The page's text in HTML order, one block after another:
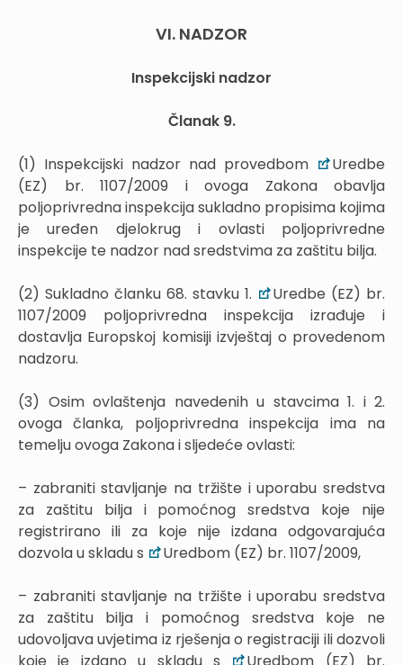
VI. NADZOR
Inspekcijski nadzor
Članak 9.
(1) Inspekcijski nadzor nad provedbom
Uredbe
(EZ) br. 1107/2009 i ovoga Zakona obavlja
poljoprivredna inspekcija sukladno propisima kojima
je uređen djelokrug i ovlasti poljoprivredne
inspekcije te nadzor nad sredstvima za zaštitu bilja.
(2) Sukladno članku 68. stavku 1.
Uredbe (EZ) br.
1107/2009 poljoprivredna inspekcija izrađuje i
dostavlja Europskoj komisiji izvještaj o provedenom
nadzoru.
(3) Osim ovlaštenja navedenih u stavcima 1. i 2.
ovoga članka, poljoprivredna inspekcija ima na
temelju ovoga Zakona i sljedeće ovlasti:
– zabraniti stavljanje na tržište i uporabu sredstva
za zaštitu bilja i pomoćnog sredstva koje nije
registrirano ili za koje nije izdana odgovarajuća
dozvola u skladu s
Uredbom (EZ) br. 1107/2009,
– zabraniti stavljanje na tržište i uporabu sredstva
za zaštitu bilja i pomoćnog sredstva koje ne
udovoljava uvjetima iz rješenja o registraciji ili dozvoli